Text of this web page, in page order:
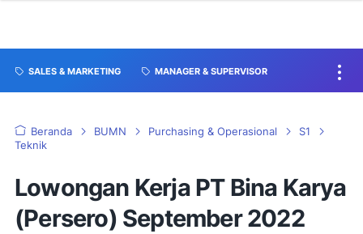
SALES & MARKETING MANAGER & SUPERVISOR
Beranda BUMN Purchasing & Operasional
S1
Teknik
Lowongan Kerja PT Bina Karya
(Persero) September 2022